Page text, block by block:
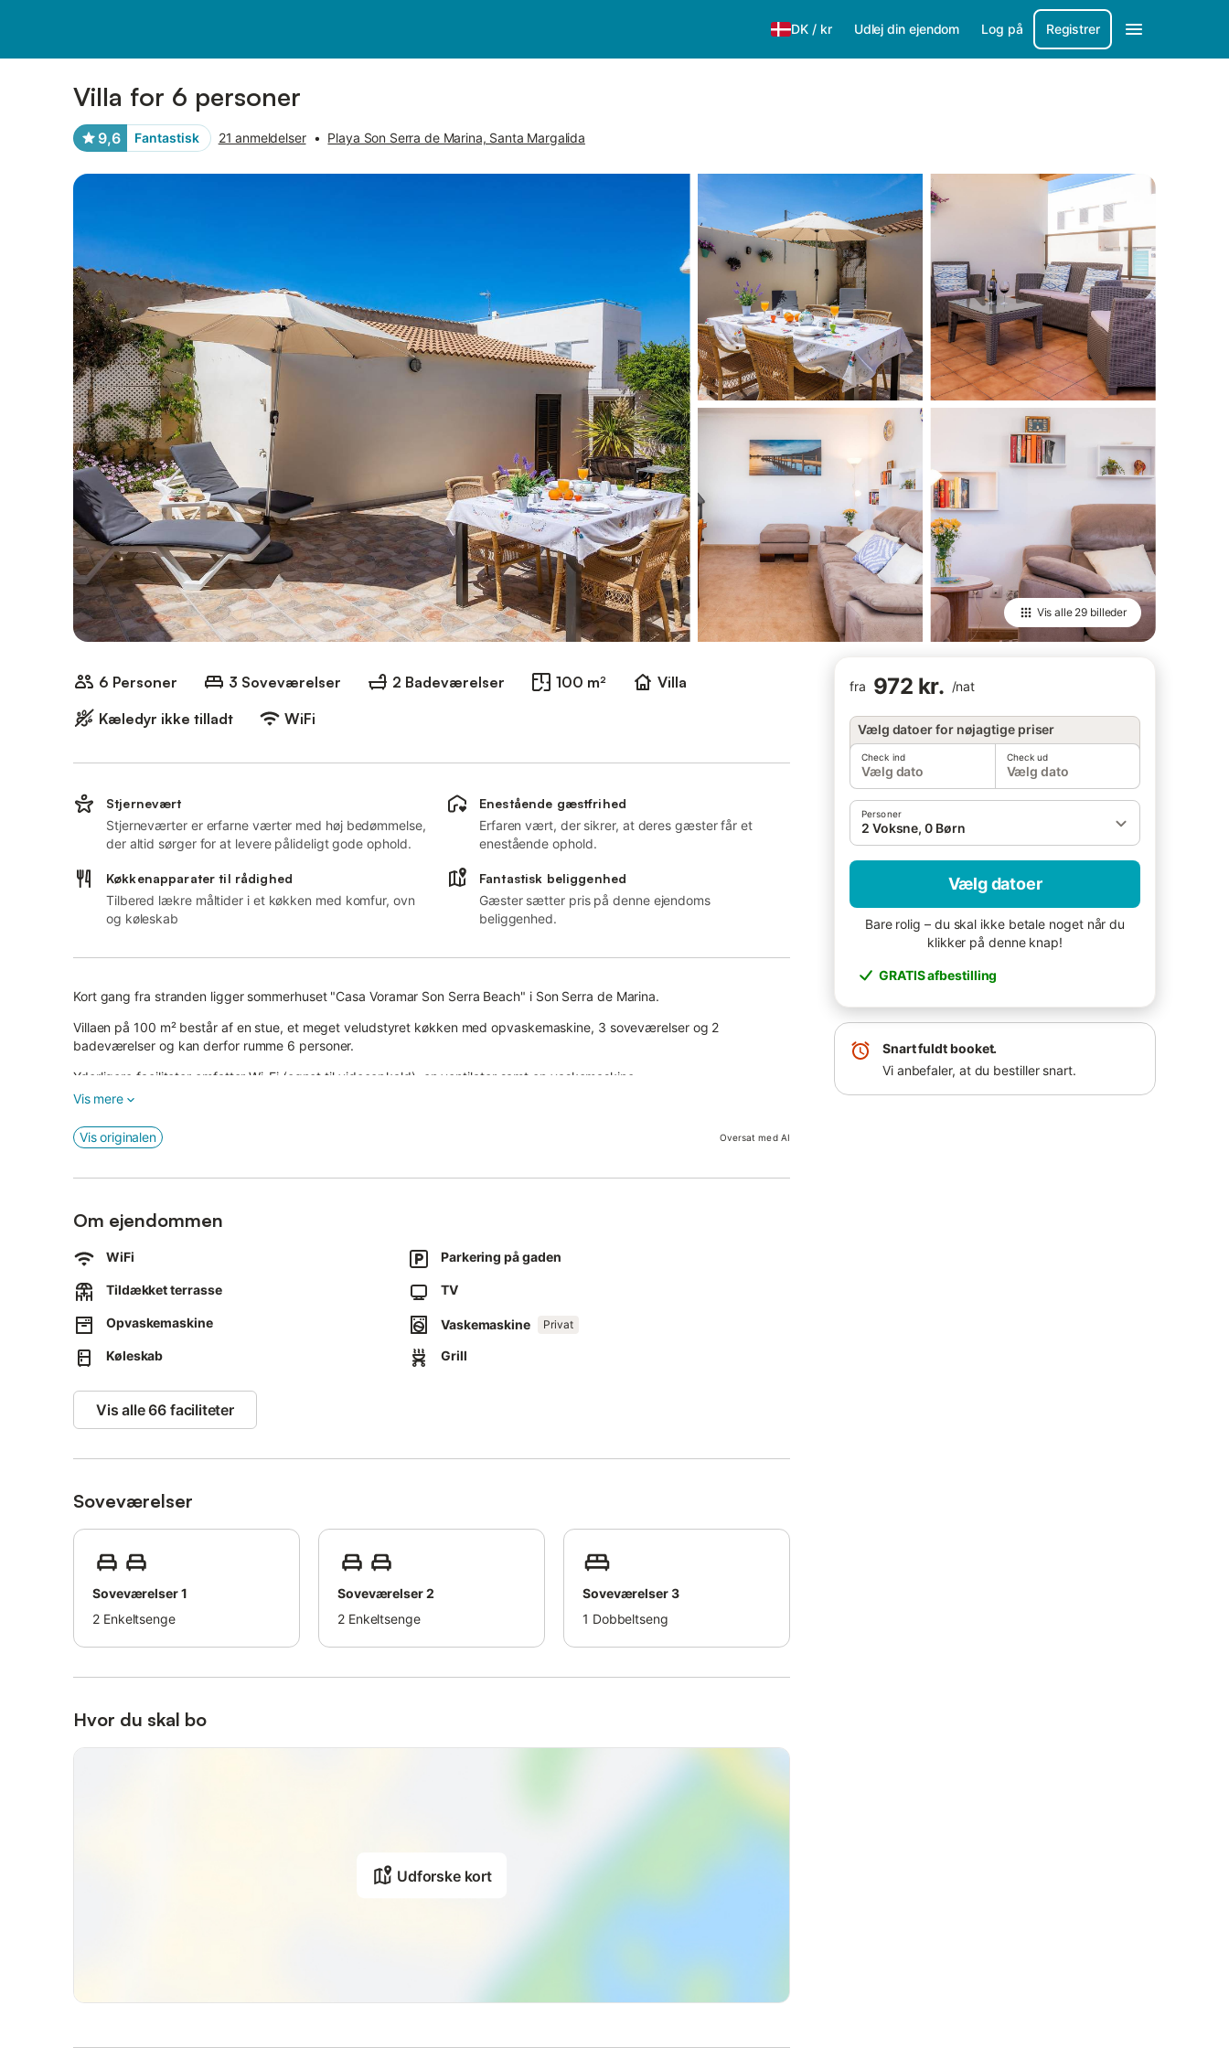
DK / kr Udlej din ejendom Log på Registrer
Villa for 6 personer
9,6 Fantastisk 21 anmeldelser • Playa Son Serra de Marina, Santa Margalida
Vis alle 29 billeder
6 Personer 3 Soveværelser 2 Badeværelser 100 m²
Villa
Kæledyr ikke tilladt
WiFi
fra 972 kr. /nat
Vælg datoer for nøjagtige priser
Check ind
Vælg dato
Check ud
Vælg dato
Personer
2 Voksne, 0 Børn
Vælg datoer
Bare rolig – du skal ikke betale noget når du
klikker på denne knap!
GRATIS afbestilling
Snart fuldt booket.
Vi anbefaler, at du bestiller snart.
Stjernevært
Stjerneværter er erfarne værter med høj bedømmelse,
der altid sørger for at levere pålideligt gode ophold.
Enestående gæstfrihed
Erfaren vært, der sikrer, at deres gæster får et
enestående ophold.
Køkkenapparater til rådighed
Tilbered lækre måltider i et køkken med komfur, ovn
og køleskab
Fantastisk beliggenhed
Gæster sætter pris på denne ejendoms
beliggenhed.
Kort gang fra stranden ligger sommerhuset "Casa Voramar Son Serra Beach" i Son Serra de Marina.
Villaen på 100 m² består af en stue, et meget veludstyret køkken med opvaskemaskine, 3 soveværelser og 2
badeværelser og kan derfor rumme 6 personer.
Yderligere faciliteter omfatter Wi-Fi (egnet til videoopkald), en ventilator samt en vaskemaskine.
Villaen har et privat udendørs område med havemøbler, en åben terrasse, en overdækket terrasse og en grill.
Gå-/kørselsafstand til nærmeste café: 1,26 km.
Gå-/kørselsafstand til nærmeste bar: 236m.
Der er ikke aircondition tilgængelig.
En barneseng og en barnestol er tilgængelig.
Vis mere
Vis originalen Oversat med AI
Om ejendommen
WiFi Parkering på gaden
Tildækket terrasse TV
Opvaskemaskine Vaskemaskine Privat
Køleskab Grill
Vis alle 66 faciliteter
Soveværelser
Soveværelser 1
2 Enkeltsenge
Soveværelser 2
2 Enkeltsenge
Soveværelser 3
1 Dobbeltseng
Hvor du skal bo
Udforske kort